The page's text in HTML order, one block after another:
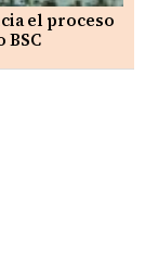
el proceso
BSC